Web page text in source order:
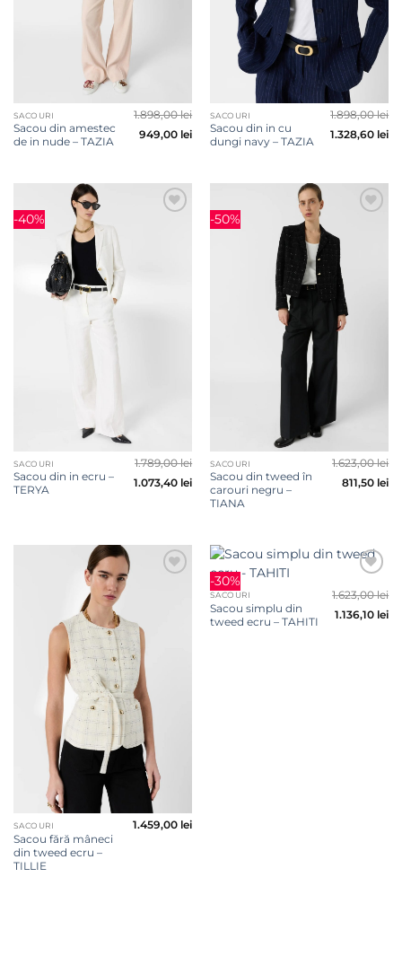
SACOURI
Sacou din amestec
de in nude – TAZIA
1.898,00lei
949,00 lei
SACOURI
Sacou din in cu
dungi navy – TAZIA
1.898,00lei
1.328,60 lei
-40%
SACOURI
Sacou din in ecru –
TERYA
1.789,00lei
1.073,40 lei
-50%
SACOURI
Sacou din tweed în
carouri negru –
TIANA
1.623,00lei
811,50 lei
SACOURI
Sacou fără mâneci
din tweed ecru –
TILLIE
1.459,00 lei
-30%
la
SACOURI
Sacou simplu din
tweed ecru – TAHITI
1.623,00lei
1.136,10 lei